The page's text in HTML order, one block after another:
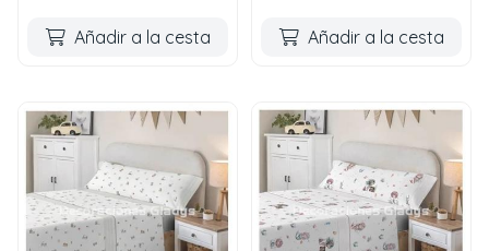
Añadir a la cesta Añadir a la cesta